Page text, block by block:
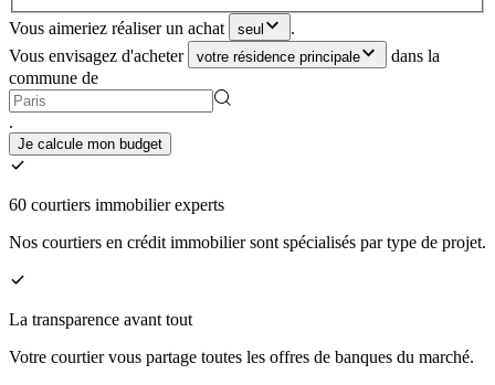
Vous aimeriez réaliser un achat seul
.
Vous envisagez d'acheter
votre résidence principale
dans la
commune de
.
Je calcule mon budget
60 courtiers immobilier experts
Nos courtiers en crédit immobilier sont spécialisés par type de projet.
La transparence avant tout
Votre courtier vous partage toutes les offres de banques du marché.